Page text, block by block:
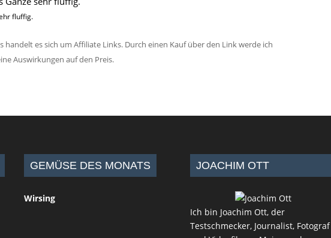
fluffig.
handelt es sich um Affiliate Links. Durch einen Kauf über den Link werde ich
Auswirkungen auf den Preis.
GEMÜSE DES MONATS
Wirsing
JOACHIM OTT
Ich bin Joachim Ott, der
Testschmecker, Journalist, Fotograf